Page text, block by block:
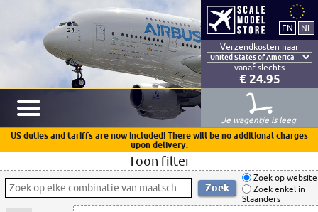
Verzendkosten naar
vanaf slechts
€ 24.95
Je wagentje is leeg
US duties and tariffs are now included! There will be no additional charges
upon delivery.
Toon filter
Zoek op website
Zoek enkel in
Staanders